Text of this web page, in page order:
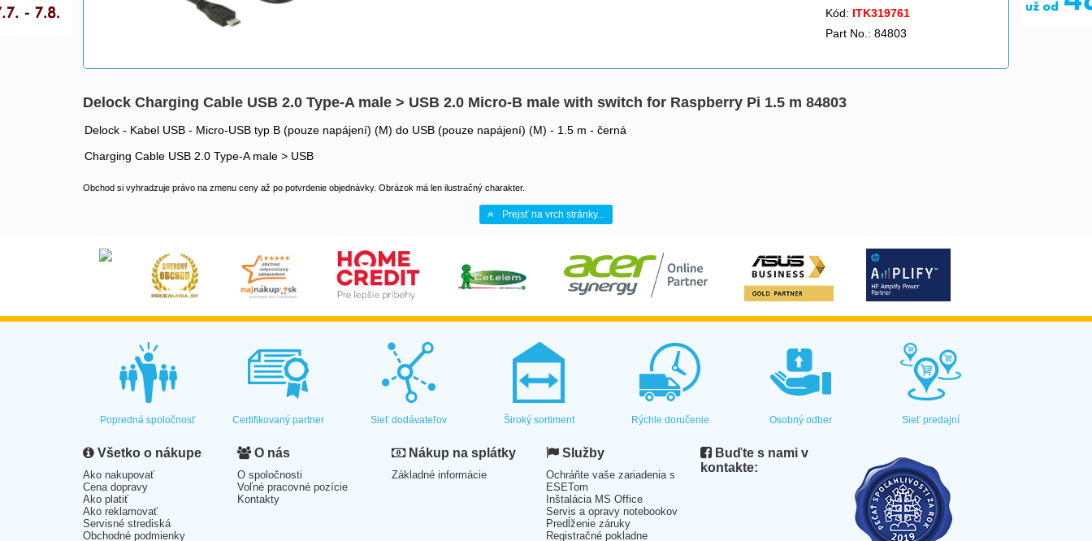
Kód: ITK319761
Part No.: 84803
Delock Charging Cable USB 2.0 Type-A male > USB 2.0 Micro-B male with switch for Raspberry Pi 1.5 m 84803
Delock - Kabel USB - Micro-USB typ B (pouze napájení) (M) do USB (pouze napájení) (M) - 1.5 m - černá
Charging Cable USB 2.0 Type-A male > USB
Obchod si vyhradzuje právo na zmenu ceny až po potvrdenie objednávky. Obrázok má len ilustračný charakter.
Prejsť na vrch stránky...
Popredná spoločnosť Certifikovaný partner Sieť dodávateľov Široký sortiment Rýchle doručenie Osobný odber Sieť predajní
Všetko o nákupe
Ako nakupovať
Cena dopravy
Ako platiť
Ako reklamovať
Servisné strediská
Obchodné podmienky
O nás
O spoločnosti
Voľné pracovné pozície
Kontakty
Nákup na splátky
Základné informácie
Služby
Ochráňte vaše zariadenia s
ESETom
Inštalácia MS Office
Servis a opravy notebookov
Predĺženie záruky
Registračné pokladne
Buďte s nami v
kontakte: